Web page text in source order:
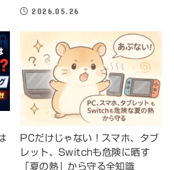
2026.05.26
PCだけじゃない！スマホ、タブ
レット、Switchも危険に晒す
「夏の熱」から守る全知識